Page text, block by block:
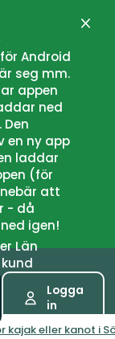
Android
seg mm.
appen
ned
en ny app
laddar
(för
att
- då
igen!
Län
kund
Logga
in
kajak eller kanot i